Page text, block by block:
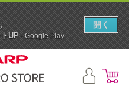
UP- Google Play
開く